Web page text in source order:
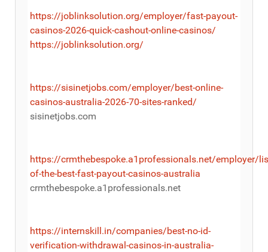
https://joblinksolution.org/employer/fast-payout-
casinos-2026-quick-cashout-online-casinos/
https://joblinksolution.org/
https://sisinetjobs.com/employer/best-online-
casinos-australia-2026-70-sites-ranked/
sisinetjobs.com
https://crmthebespoke.a1professionals.net/employer/
of-the-best-fast-payout-casinos-australia
crmthebespoke.a1professionals.net
https://internskill.in/companies/best-no-id-
verification-withdrawal-casinos-in-australia-